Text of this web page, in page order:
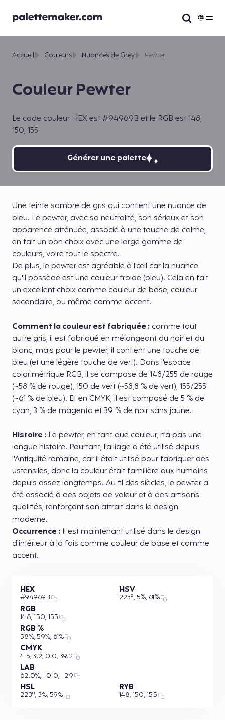
Couleur Pewter
Le code couleur HEX est #94969B et le RGB est 148,
150, 155
Accueil Couleurs Nuances de Grey Pewter
Générer une palette
Une teinte sombre de gris qui contient une nuance de
bleu. Le pewter, avec sa neutralité, son sérieux et son
apparence atténuée, associé à une touche de calme,
en fait un bon choix avec une large gamme de
couleurs, voire tout le spectre.
De plus, le pewter est agréable à l'œil car la nuance
qu'il possède est une couleur froide (bleu). Cela en fait
un excellent choix comme couleur de base, couleur
secondaire, ou même comme accent.
Comment la couleur est fabriquée : comme tout
autre gris, il est fabriqué en mélangeant du noir et du
blanc, mais pour le pewter, il contient une touche de
bleu (et une légère touche de vert). Dans l'espace
colorimétrique RGB, il se compose de 148/255 de rouge
(~58 % de rouge), 150 de vert (~58,8 % de vert), 155/255
(~61 % de bleu). Et en CMYK, il est composé de 5 % de
cyan, 3 % de magenta et 39 % de noir sans jaune.
Histoire : Le pewter, en tant que couleur, n'a pas une
longue histoire. Pourtant, l'alliage a été utilisé depuis
l'Antiquité romaine, car il était utilisé pour fabriquer des
ustensiles, donc la couleur était familière aux humains
depuis assez longtemps. Au fil des siècles, le pewter a
été associé à des objets de valeur et à des artisans
qualifiés, renforçant son attrait dans le design
moderne.
Occurrence : Il est maintenant utilisé dans le design
d'intérieur à la fois comme couleur de base et comme
accent.
HEX
#94969B
RGB
148, 150, 155
RGB %
58%, 59%, 61%
CMYK
4.5, 3.2, 0.0, 39.2
LAB
62.0%, -0.0, -2.9
HSL
223°, 3%, 59%
HSV
223°, 5%, 61%
RYB
148, 150, 155